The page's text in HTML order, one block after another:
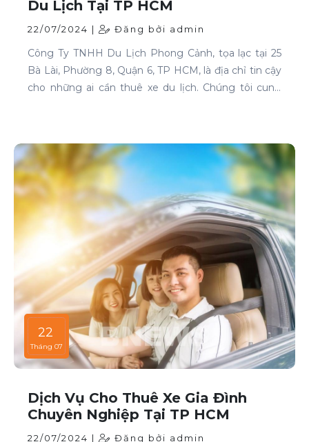
Du Lịch Tại TP HCM
22/07/2024 | Đăng bởi admin
Công Ty TNHH Du Lịch Phong Cảnh, tọa lạc tại 25
Bà Lài, Phường 8, Quận 6, TP HCM, là địa chỉ tin cậy
cho những ai cần thuê xe du lịch. Chúng tôi cung
22
Tháng 07
Dịch Vụ Cho Thuê Xe Gia Đình
Chuyên Nghiệp Tại TP HCM
22/07/2024 | Đăng bởi admin